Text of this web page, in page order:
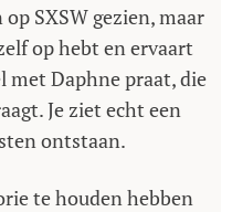
SXSW gezien, maar
op hebt en ervaart
met Daphne praat, die
Je ziet echt een
ontstaan.
te houden hebben